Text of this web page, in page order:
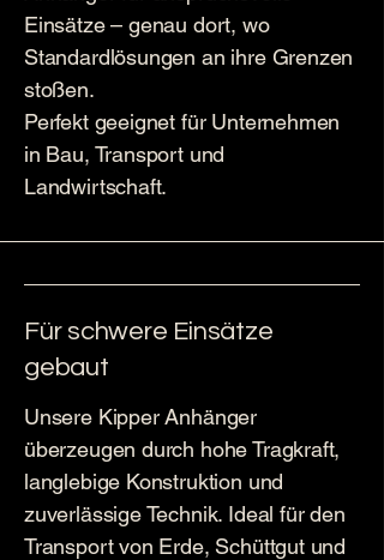
Einsätze – genau dort, wo
Standardlösungen an ihre Grenzen
stoßen.
Perfekt geeignet für Unternehmen
in Bau, Transport und
Landwirtschaft.
Für schwere Einsätze
gebaut
Unsere Kipper Anhänger
überzeugen durch hohe Tragkraft,
langlebige Konstruktion und
zuverlässige Technik. Ideal für den
Transport von Erde, Schüttgut und